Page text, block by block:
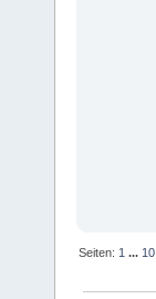
Seiten: 1 ... 10